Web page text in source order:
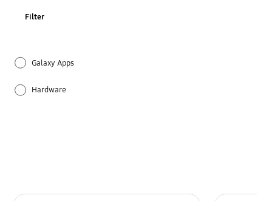
Filter
Galaxy Apps
Hardware